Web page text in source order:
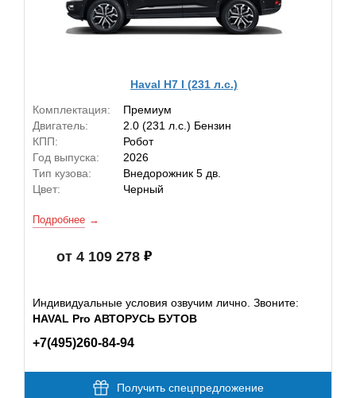
Haval H7 I (231 л.с.)
Комплектация:
Премиум
Двигатель:
2.0 (231 л.с.) Бензин
КПП:
Робот
Год выпуска:
2026
Тип кузова:
Внедорожник 5 дв.
Цвет:
Черный
Подробнее
от 4 109 278
Индивидуальные условия озвучим лично. Звоните:
HAVAL Pro АВТОРУСЬ БУТОВ
+7(495)260-84-94
Получить спецпредложение